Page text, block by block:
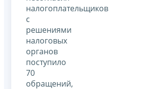
налогоплательщиков
с
решениями
налоговых
органов
поступило
70
обращений,